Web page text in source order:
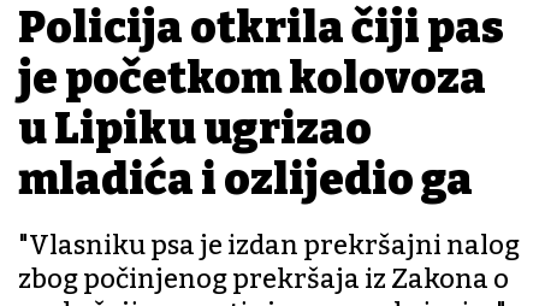
Policija otkrila čiji pas
je početkom kolovoza
u Lipiku ugrizao
mladića i ozlijedio ga
"Vlasniku psa je izdan prekršajni nalog
zbog počinjenog prekršaja iz Zakona o